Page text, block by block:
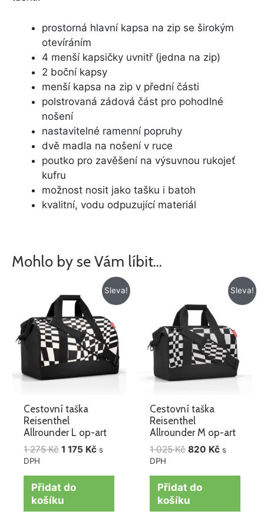
prostorná hlavní kapsa na zip se širokým
otevíráním
4 menší kapsičky uvnitř (jedna na zip)
2 boční kapsy
menší kapsa na zip v přední části
polstrovaná zádová část pro pohodlné
nošení
nastavitelné ramenní popruhy
dvě madla na nošení v ruce
poutko pro zavěšení na výsuvnou rukojeť
kufru
možnost nosit jako tašku i batoh
kvalitní, vodu odpuzující materiál
Mohlo by se Vám líbit…
Sleva!
Cestovní taška
Reisenthel
Allrounder L op-art
1 275Kč
cena
byla:
1
275 Kč.
1 175 Kč
Aktuální
cena
1
175 Kč.
s
DPH
Přidat do
košíku
Sleva!
Cestovní taška
Reisenthel
Allrounder M op-art
1 025Kč
byla:
1
025 Kč.
820 Kč
Aktuální
cena
s
DPH
Přidat do
košíku